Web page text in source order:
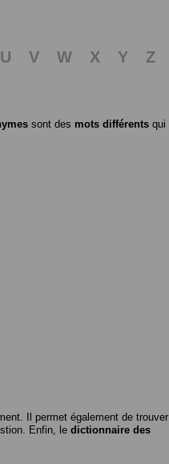
U V W X Y
Z
sont des mots différents qui
Il permet également de trouver
Enfin, le dictionnaire des